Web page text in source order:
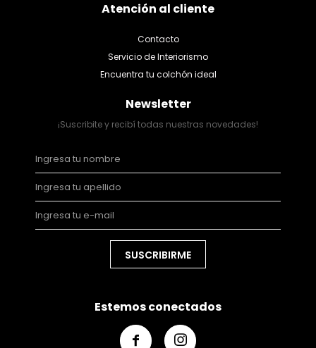
Atención al cliente
Contacto
Servicio de Interiorismo
Encuentra tu colchón ideal
Newsletter
¡Suscribite y recibí todas nuestras novedades!
SUSCRIBIRME
Estemos conectados
 